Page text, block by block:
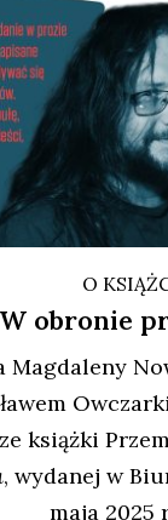
O
W obronie
Mag­da­le­ny
książ­ki
, wyda­nej w
maja 2025